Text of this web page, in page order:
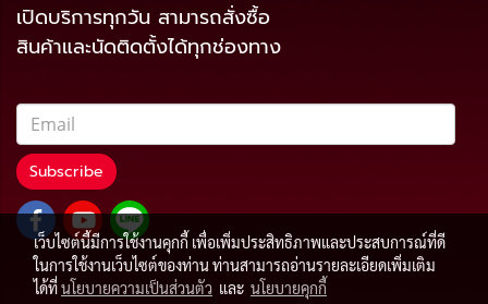
เปิดบริการทุกวัน สามารถสั่งซื้อ
สินค้าและนัดติดตั้งได้ทุกช่องทาง
Subscribe
เว็บไซต์นี้มีการใช้งานคุกกี้ เพื่อเพิ่มประสิทธิภาพและประสบการณ์ที่ดี
ในการใช้งานเว็บไซต์ของท่าน ท่านสามารถอ่านรายละเอียดเพิ่มเติม
ได้ที่นโยบายความเป็นส่วนตัว และ นโยบายคุกกี้